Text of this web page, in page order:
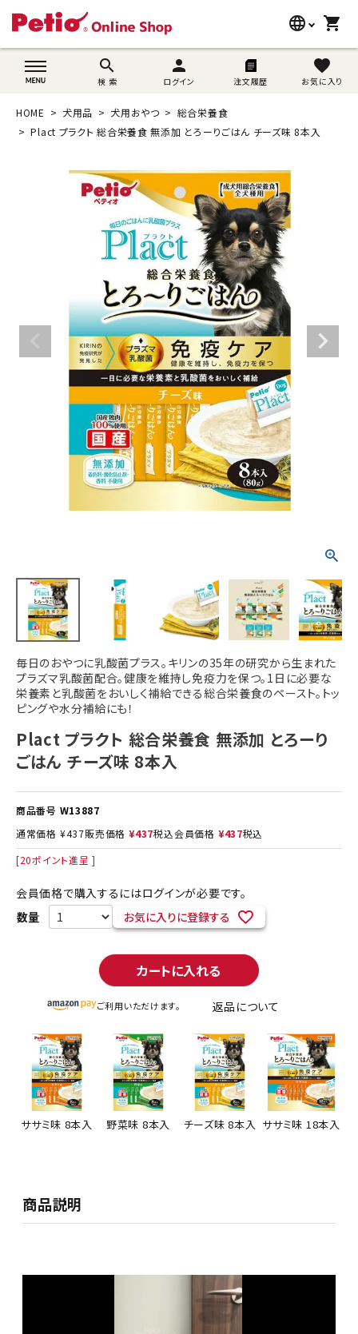
language
wovn-lang-name
shopping_cart
search
検 索
person
ログイン 注文履歴
favorite
お気に入り
search
猫用品
うさぎ用品
ブランド別に探す
目的別に探す
ご利用案内
ACCOUNT MENU
ようこそ ゲスト 様
person 新規会員登録
HOME 犬用品 犬用おやつ
総合栄養食
Plact プラクト 総合栄養食 無添加 とろーりごはん チーズ味 8本入
毎日のおやつに乳酸菌プラス。キリンの35年の研究から生まれた
プラズマ乳酸菌配合。健康を維持し免疫力を保つ。1日に必要な
栄養素と乳酸菌をおいしく補給できる総合栄養食のペースト。トッ
ピングや水分補給にも！
Plact プラクト 総合栄養食 無添加 とろーり
ごはん チーズ味 8本入
商品番号 W13887
通常価格 ¥437販売価格 ¥437税込会員価格 ¥437税込
[20ポイント進呈 ]
会員価格で購入するにはログインが必要です。
お気に入りに登録する
カートに入れる
ご利用いただけます。 返品について
ササミ味 8本入 野菜味 8本入 チーズ味 8本入 ササミ味 18本入
商品説明